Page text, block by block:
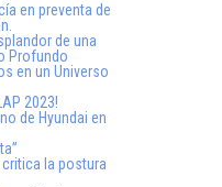
en preventa de
de una
Profundo
en un Universo
2023!
de Hyundai en
critica la postura